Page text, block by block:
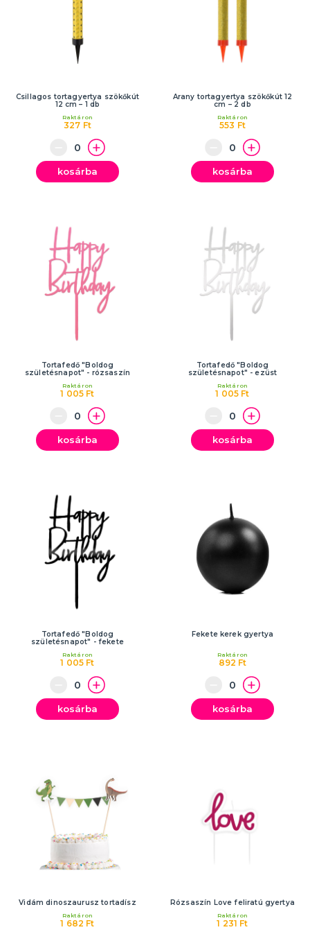
Csillagos tortagyertya szökőkút
12 cm – 1 db
327 Ft
Raktáron
kosárba
Arany tortagyertya szökőkút 12
cm – 2 db
553 Ft
Raktáron
kosárba
Tortafedő "Boldog
születésnapot" - rózsaszín
1 005 Ft
Raktáron
kosárba
Tortafedő "Boldog
születésnapot" - ezüst
1 005 Ft
Raktáron
kosárba
Tortafedő "Boldog
születésnapot" - fekete
1 005 Ft
Raktáron
kosárba
Fekete kerek gyertya
892 Ft
Raktáron
kosárba
Vidám dinoszaurusz tortadísz
1 682 Ft
Raktáron
Rózsaszín Love feliratú gyertya
1 231 Ft
Raktáron